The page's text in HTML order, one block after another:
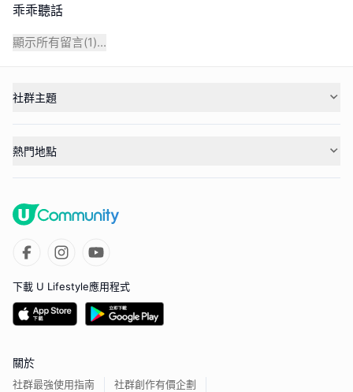
乖乖聽話
顯示所有留言(1)...
社群主題
熱門地點
下載 U Lifestyle應用程式
關於
社群最強使用指南 社群創作有價企劃